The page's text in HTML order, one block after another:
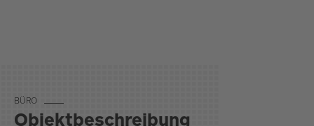
BÜ­RO
Objektbeschreibung